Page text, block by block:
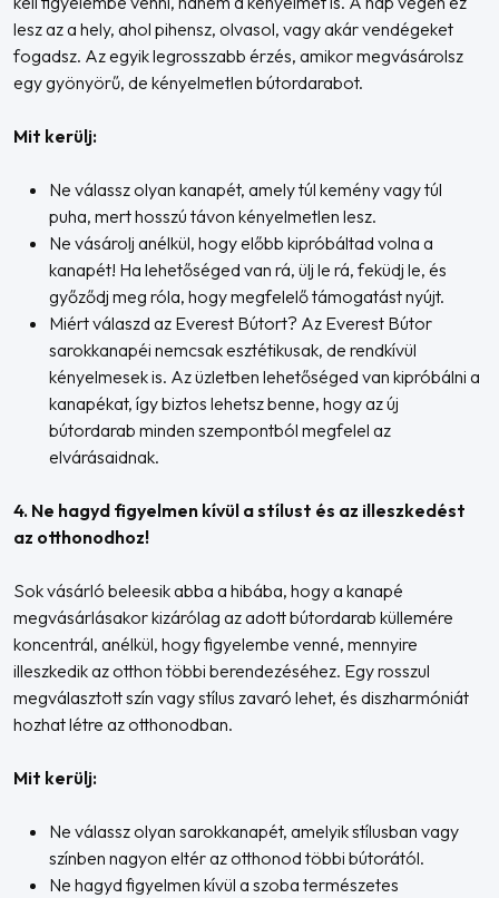
lesz az a hely, ahol pihensz, olvasol, vagy akár vendégeket
fogadsz. Az egyik legrosszabb érzés, amikor megvásárolsz
egy gyönyörű, de kényelmetlen bútordarabot.
Mit kerülj:
Ne válassz olyan kanapét, amely túl kemény vagy túl
puha, mert hosszú távon kényelmetlen lesz.
Ne vásárolj anélkül, hogy előbb kipróbáltad volna a
kanapét! Ha lehetőséged van rá, ülj le rá, feküdj le, és
győződj meg róla, hogy megfelelő támogatást nyújt.
Miért válaszd az Everest Bútort? Az Everest Bútor
sarokkanapéi nemcsak esztétikusak, de rendkívül
kényelmesek is. Az üzletben lehetőséged van kipróbálni a
kanapékat, így biztos lehetsz benne, hogy az új
bútordarab minden szempontból megfelel az
elvárásaidnak.
4. Ne hagyd figyelmen kívül a stílust és az illeszkedést
az otthonodhoz!
Sok vásárló beleesik abba a hibába, hogy a kanapé
megvásárlásakor kizárólag az adott bútordarab küllemére
koncentrál, anélkül, hogy figyelembe venné, mennyire
illeszkedik az otthon többi berendezéséhez. Egy rosszul
megválasztott szín vagy stílus zavaró lehet, és diszharmóniát
hozhat létre az otthonodban.
Mit kerülj:
Ne válassz olyan sarokkanapét, amelyik stílusban vagy
színben nagyon eltér az otthonod többi bútorától.
Ne hagyd figyelmen kívül a szoba természetes